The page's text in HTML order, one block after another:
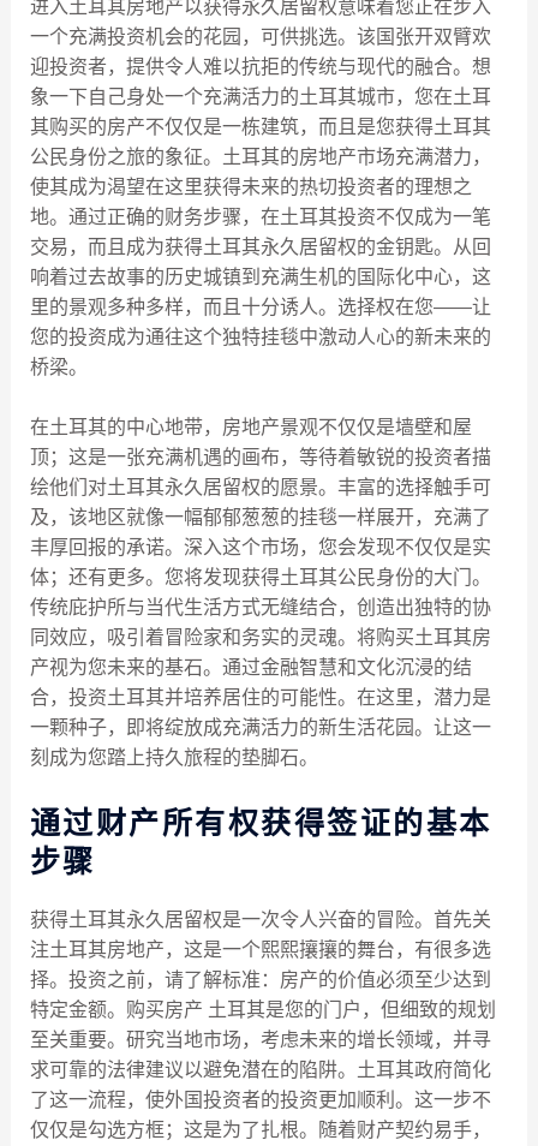
进入土耳其房地产以获得永久居留权意味着您正在步入
一个充满投资机会的花园，可供挑选。该国张开双臂欢
迎投资者，提供令人难以抗拒的传统与现代的融合。想
象一下自己身处一个充满活力的土耳其城市，您在土耳
其购买的房产不仅仅是一栋建筑，而且是您获得土耳其
公民身份之旅的象征。土耳其的房地产市场充满潜力，
使其成为渴望在这里获得未来的热切投资者的理想之
地。通过正确的财务步骤，在土耳其投资不仅成为一笔
交易，而且成为获得土耳其永久居留权的金钥匙。从回
响着过去故事的历史城镇到充满生机的国际化中心，这
里的景观多种多样，而且十分诱人。选择权在您——让
您的投资成为通往这个独特挂毯中激动人心的新未来的
桥梁。
在土耳其的中心地带，房地产景观不仅仅是墙壁和屋
顶；这是一张充满机遇的画布，等待着敏锐的投资者描
绘他们对土耳其永久居留权的愿景。丰富的选择触手可
及，该地区就像一幅郁郁葱葱的挂毯一样展开，充满了
丰厚回报的承诺。深入这个市场，您会发现不仅仅是实
体；还有更多。您将发现获得土耳其公民身份的大门。
传统庇护所与当代生活方式无缝结合，创造出独特的协
同效应，吸引着冒险家和务实的灵魂。将购买土耳​​其房
产视为您未来的基石。通过金融智慧和文化沉浸的结
合，投资土耳其并培养居住的可能性。在这里，潜力是
一颗种子，即将绽放成充满活力的新生活花园。让这一
刻成为您踏上持久旅程的垫脚石。
通过财产所有权获得签证的基本
步骤
获得土耳其永久居留权是一次令人兴奋的冒险。首先关
注土耳其房地产，这是一个熙熙攘攘的舞台，有很多选
择。投资之前，请了解标准：房产的价值必须至少达到
特定金额。购买房产 土耳其是您的门户，但细致的规划
至关重要。研究当地市场，考虑未来的增长领域，并寻
求可靠的法律建议以避免潜在的陷阱。土耳其政府简化
了这一流程，使外国投资者的投资更加顺利。这一步不
仅仅是勾选方框；这是为了扎根。随着财产契约易手，